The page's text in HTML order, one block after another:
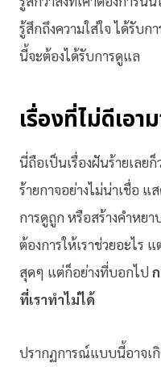
รู้สึกถึงความใส่ใจ ได้รับก
นี้จะต้องได้รับการดูแล
เรื่องที่ไม่ดีเอา
นี่ถือเป็นเรื่องฝันร้ายเลย
ร้ายกาจอย่างไม่น่าเชื่อ แ
การดูถูก หรือสร้างคำหย
ต้องการให้เราช่วยอะไร
สุดๆ แต่ก็อย่างที่บอกไป
ที่เราทำไม่ได้
ปรากฏการณ์แบบนี้อาจเ